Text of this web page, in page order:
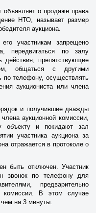
объявляет о продаже права
НТО, называет размер
аукциона.
участникам запрещено
передвигаться по залу
действия, препятствующие
общаться с другими
по телефону, осуществлять
аукциониста или члена
и получившие дважды
аукционной комиссии,
объекту и покидают зал
участника аукциона за
отражается в протоколе о
быть отключен. Участник
звонок по телефону для
предварительно
комиссии. В этом случае
чем на 3 минуты.